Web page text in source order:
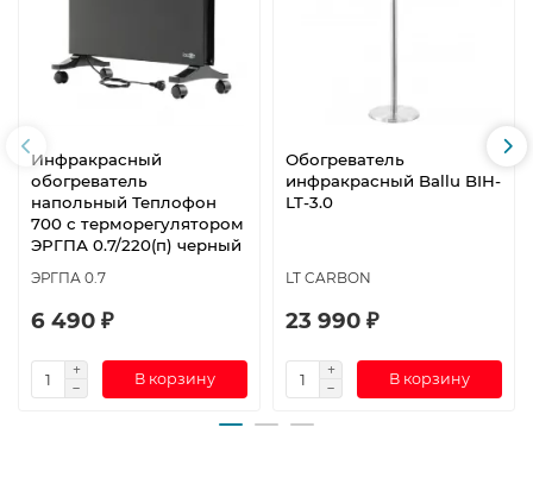
Инфракрасный
обогреватель
напольный Теплофон
700 с терморегулятором
ЭРГПА 0.7/220(п) черный
ЭРГПА 0.7
6 490 ₽
В корзину
Обогреватель
инфракрасный Ballu BIH-
LT-3.0
LT CARBON
23 990 ₽
В корзину